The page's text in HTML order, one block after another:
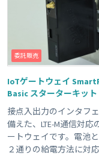
委託販売
IoTゲートウェイ
Basic スターターキット
接点入出力のインタフ
備えた、LTE-M通信対応
ートウェイです。電池と
２通りの給電方法に対